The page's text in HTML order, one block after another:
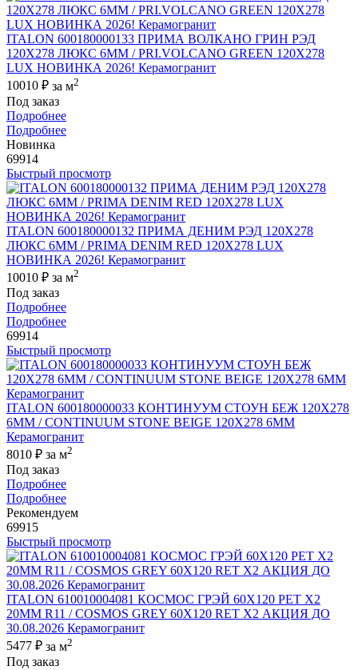
ITALON 600180000133 ПРИМА ВОЛКАНО ГРИН РЭД
120X278 ЛЮКС 6ММ / PRI.VOLCANO GREEN 120X278
LUX НОВИНКА 2026! Керамогранит
10010 ₽ за м2
Под заказ
Подробнее
Подробнее
Новинка
69914
Быстрый просмотр
ITALON 600180000132 ПРИМА ДЕНИМ РЭД 120X278
ЛЮКС 6ММ / PRIMA DENIM RED 120X278 LUX
НОВИНКА 2026! Керамогранит
10010 ₽ за м2
Под заказ
Подробнее
Подробнее
69914
Быстрый просмотр
ITALON 600180000033 КОНТИНУУМ СТОУН БЕЖ 120X278
6ММ / CONTINUUM STONE BEIGE 120X278 6MM
Керамогранит
8010 ₽ за м2
Под заказ
Подробнее
Подробнее
Рекомендуем
69915
Быстрый просмотр
ITALON 610010004081 КОСМОС ГРЭЙ 60X120 РЕТ Х2
20MM R11 / COSMOS GREY 60X120 RET X2 АКЦИЯ ДО
30.08.2026 Керамогранит
5477 ₽ за м2
Под заказ